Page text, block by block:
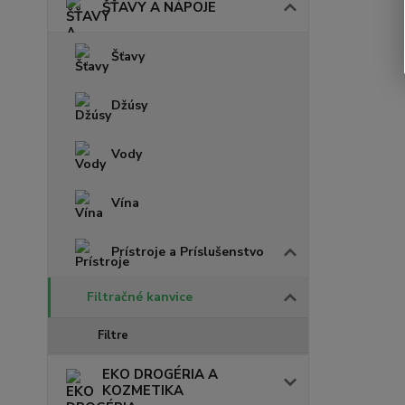
ŠŤAVY A NÁPOJE
Šťavy
Džúsy
Vody
Vína
Prístroje a Príslušenstvo
Filtračné kanvice
Filtre
EKO DROGÉRIA A
KOZMETIKA